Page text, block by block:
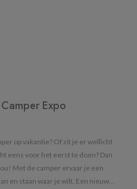
Expo
op vakantie? Of zit je er wellicht
eens voor het eerst te doen? Dan
Met de camper ervaar je een
en staan waar je wilt. Een nieuw...